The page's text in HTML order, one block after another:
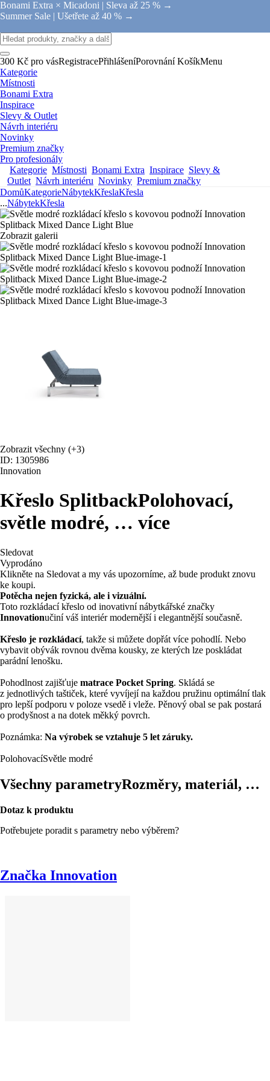
Bonami Extra × Micadoni | Sleva až 25 % →
Summer Sale | Ušetřete až 40 % →
300 Kč pro vásRegistracePřihlášeníPorovnání KošíkMenu
Kategorie
Místnosti
Bonami Extra
Inspirace
Slevy & Outlet
Návrh interiéru
Novinky
Premium značky
Pro profesionály
Kategorie Místnosti Bonami Extra Inspirace Slevy &
Outlet Návrh interiéru Novinky Premium značky
DomůKategorieNábytekKřeslaKřesla
...NábytekKřesla
Zobrazit galerii
Zobrazit všechny (+3)
ID: 1305986
Innovation
Křeslo SplitbackPolohovací,
světle modré, … více
Sledovat
Vyprodáno
Klikněte na Sledovat a my vás upozorníme, až bude produkt znovu
ke koupi.
Potěcha nejen fyzická, ale i vizuální.
Toto rozkládací křeslo od inovativní nábytkářské značky
Innovationučiní váš interiér modernější i elegantnější současně.
Křeslo je rozkládací, takže si můžete dopřát více pohodlí. Nebo
vybavit obývák rovnou dvěma kousky, ze kterých lze poskládat
parádní lenošku.
Pohodlnost zajišťuje matrace Pocket Spring. Skládá se
z jednotlivých taštiček, které vyvíjejí na každou pružinu optimální tlak
pro lepší podporu v poloze vsedě i vleže. Pěnový obal se pak postará
o prodyšnost a na dotek měkký povrch.
Poznámka: Na výrobek se vztahuje 5 let záruky.
PolohovacíSvětle modré
Všechny parametryRozměry, materiál, …
Dotaz k produktu
Potřebujete poradit s parametry nebo výběrem?
Značka Innovation